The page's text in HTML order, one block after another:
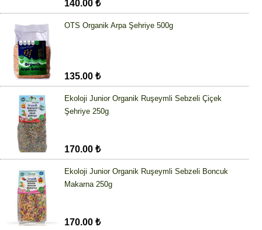
140.00 ₺
OTS Organik Arpa Şehriye 500g
135.00 ₺
Ekoloji Junior Organik Ruşeymli Sebzeli Çiçek
Şehriye 250g
170.00 ₺
Ekoloji Junior Organik Ruşeymli Sebzeli Boncuk
Makarna 250g
170.00 ₺